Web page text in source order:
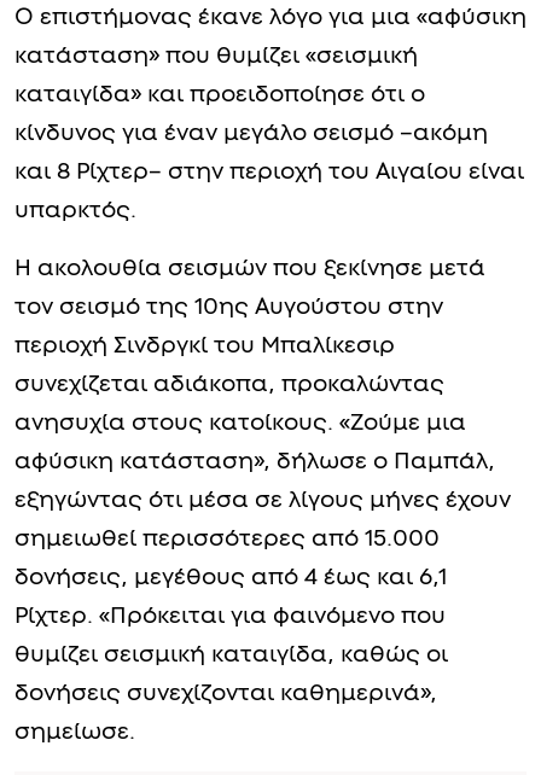
Ο επιστήμονας έκανε λόγο για μια «αφύσικη
κατάσταση» που θυμίζει «σεισμική
καταιγίδα» και προειδοποίησε ότι ο
κίνδυνος για έναν μεγάλο σεισμό –ακόμη
και 8 Ρίχτερ– στην περιοχή του Αιγαίου είναι
υπαρκτός.
Η ακολουθία σεισμών που ξεκίνησε μετά
τον σεισμό της 10ης Αυγούστου στην
περιοχή Σινδργκί του Μπαλίκεσιρ
συνεχίζεται αδιάκοπα, προκαλώντας
ανησυχία στους κατοίκους. «Ζούμε μια
αφύσικη κατάσταση», δήλωσε ο Παμπάλ,
εξηγώντας ότι μέσα σε λίγους μήνες έχουν
σημειωθεί περισσότερες από 15.000
δονήσεις, μεγέθους από 4 έως και 6,1
Ρίχτερ. «Πρόκειται για φαινόμενο που
θυμίζει σεισμική καταιγίδα, καθώς οι
δονήσεις συνεχίζονται καθημερινά»,
σημείωσε.